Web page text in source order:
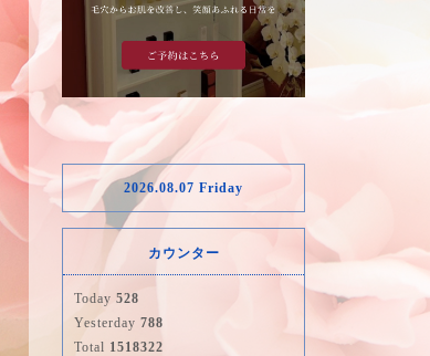
2026.08.07 Friday
カウンター
Today 528
Yesterday 788
Total 1518322